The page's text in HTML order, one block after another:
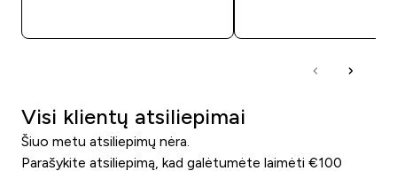
Visi klientų atsiliepimai
Šiuo metu atsiliepimų nėra.
Parašykite atsiliepimą, kad galėtumėte laimėti €100